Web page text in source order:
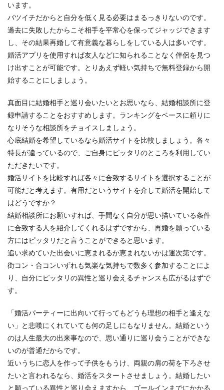
います。
バツイチだからと自分を低く見る必要はまるっきりないのです。
過去に失敗したからこそ相手を平常心を保ってジャッジできます
し、その結果再婚して有意義な暮らしをしている人は多いです。
婚活アプリを使用すれば友人などに知られることなく伴侶を見つ
け出すことが可能です。とりあえず軽い気持ちで無料登録から開
始することにしましょう。
真面目に結婚相手と巡り会いたいとお思いなら、結婚相談所に登
録申請することをおすすめします。ランキングをベースに頼りに
なりそうな相談所をチョイスしましょう。
心底結婚を希望しているなら婚活サイトを比較しましょう。各々
特長が違っているので、ご自身にピッタリのところを利用してい
ただきたいです。
婚活サイトを比較すれば各々に合致するサイトを選択することが
可能だと考えます。有用だというサイトを介して婚活を開始して
はどうですか？
結婚相談所にお願いすれば、手間なく自分が思い描いている条件
に合致する人を紹介してくれるはずですから、再婚を願っている
方にはピッタリだと言うことができると思います。
追い求めていた出会いに恵まれるか恵まれないかは運次第です。
街コン・合コンいずれも気楽な気持ちで数多く参加することによ
り、自分にピッタリの異性と巡り会えるチャンスも広がるはずで
す。
「婚活パーティーに出向いて行ってもどうも理想の相手と逢えな
い」と悲嘆にくれていても何の足しにもなりません。結婚という
のは人生最大の出来事なので、思い通りに巡り会うことができな
いのが普通だからです。
近いうちに恋人を作って子供をもうけ、両親の肩の荷を下ろさせ
たいと言われるなら、婚活をスタートさせましょう。結婚したい
と願っている異性と巡り会えますから、ゴールインまでにかかる